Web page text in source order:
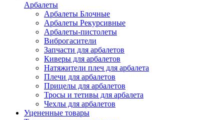
Арбалеты
Арбалеты Блочные
Арбалеты Рекурсивные
Арбалеты-пистолеты
Виброгасители
Запчасти для арбалетов
Киверы для арбалетов
Натяжители плеч для арбалета
Плечи для арбалетов
Прицелы для арбалетов
Тросы и тетивы для арбалета
Чехлы для арбалетов
Уцененные товары